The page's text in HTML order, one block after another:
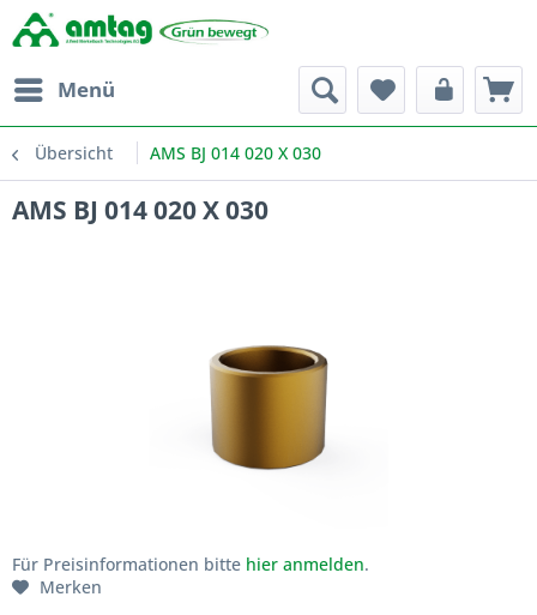
Menü
Übersicht AMS BJ 014 020 X 030
AMS BJ 014 020 X 030
Für Preisinformationen bitte hier anmelden.
Merken